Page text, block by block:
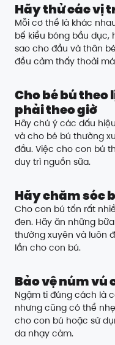
Hãy thử các vị
Mỗi cơ thể là khác
bế kiểu bóng bầu dục,
sao cho đầu và thân
đều cảm thấy thoải
Cho bé bú
phải theo giờ
Hãy chú ý các dấu
và cho bé bú thường
đầu. Việc cho con bú
duy trì nguồn sữa.
Hãy chăm sóc
Cho con bú tốn rất
đen. Hãy ăn những
thường xuyên và luôn
lần cho con bú.
Bảo vệ núm vú
Ngậm ti đúng cách là
nhưng cũng có thể
cho con bú hoặc sử
da nhạy cảm.